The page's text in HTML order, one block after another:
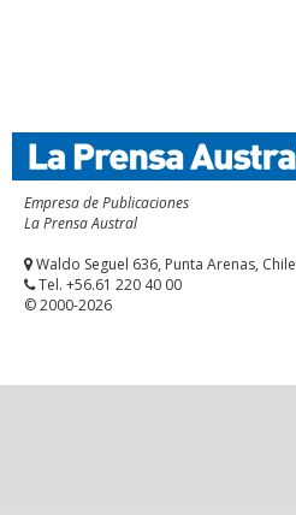
Empresa de Publicaciones
La Prensa Austral
Waldo Seguel 636, Punta Arenas, Chile
Tel. +56.61 220 40 00
© 2000-2026